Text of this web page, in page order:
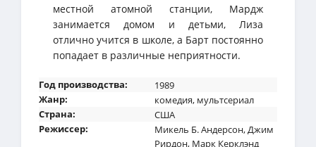
местной атомной станции, Мардж
занимается домом и детьми, Лиза
отлично учится в школе, а Барт постоянно
попадает в различные неприятности.
Год производства:
1989
Жанр:
комедия, мультсериал
Страна:
США
Режиссер:
Микель Б. Андерсон,Джим
Рирдон, Марк Керклэнд